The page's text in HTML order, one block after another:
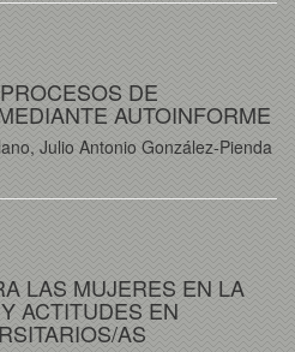
DE
AUTOINFORME
Julio Antonio González-Pienda
LAS MUJERES EN LA
ACTITUDES EN
AS